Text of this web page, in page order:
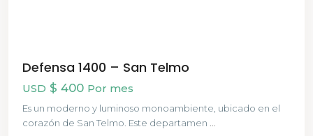
Defensa 1400 – San Telmo
USD $ 400 Por mes
Es un moderno y luminoso monoambiente, ubicado en el
corazón de San Telmo. Este departamen